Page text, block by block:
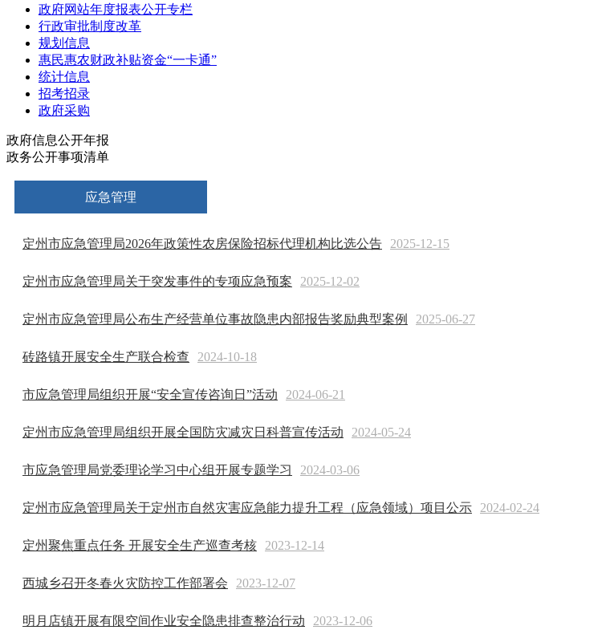
政府网站年度报表公开专栏
行政审批制度改革
规划信息
惠民惠农财政补贴资金“一卡通”
统计信息
招考招录
政府采购
政府信息公开年报
政务公开事项清单
应急管理
定州市应急管理局2026年政策性农房保险招标代理机构比选公告 2025-12-15
定州市应急管理局关于突发事件的专项应急预案 2025-12-02
定州市应急管理局公布生产经营单位事故隐患内部报告奖励典型案例 2025-06-27
砖路镇开展安全生产联合检查 2024-10-18
市应急管理局组织开展“安全宣传咨询日”活动 2024-06-21
定州市应急管理局组织开展全国防灾减灾日科普宣传活动 2024-05-24
市应急管理局党委理论学习中心组开展专题学习 2024-03-06
定州市应急管理局关于定州市自然灾害应急能力提升工程（应急领域）项目公示 2024-02-24
定州聚焦重点任务 开展安全生产巡查考核 2023-12-14
西城乡召开冬春火灾防控工作部署会 2023-12-07
明月店镇开展有限空间作业安全隐患排查整治行动 2023-12-06